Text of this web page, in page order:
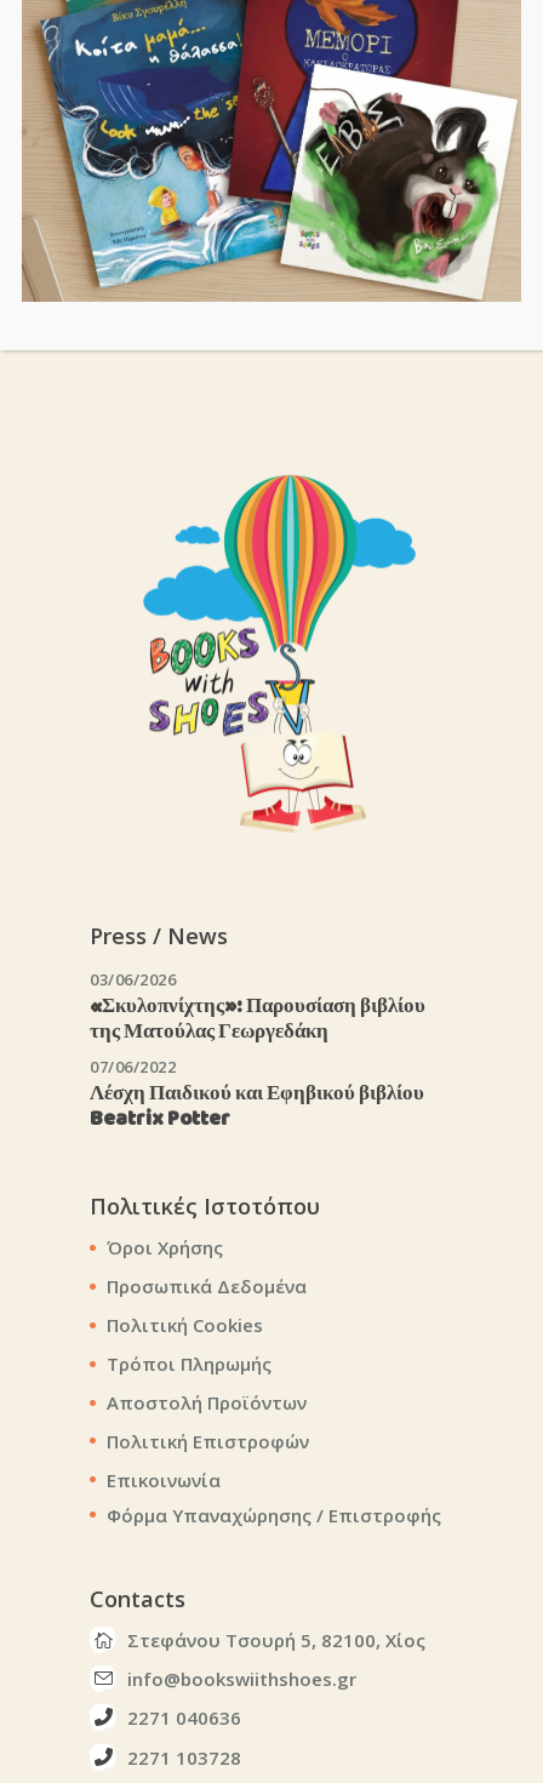
Press / News
03/06/2026
«Σκυλοπνίχτης»: Παρουσίαση βιβλίου
της Ματούλας Γεωργεδάκη
07/06/2022
Λέσχη Παιδικού και Εφηβικού βιβλίου
Beatrix Potter
Πολιτικές Ιστοτόπου
Όροι Χρήσης
Προσωπικά Δεδομένα
Πολιτική Cookies
Τρόποι Πληρωμής
Αποστολή Προϊόντων
Πολιτική Επιστροφών
Επικοινωνία
Φόρμα Υπαναχώρησης / Επιστροφής
Contacts
Στεφάνου Τσουρή 5, 82100, Χίος
info@bookswiithshoes.gr
2271 040636
2271 103728